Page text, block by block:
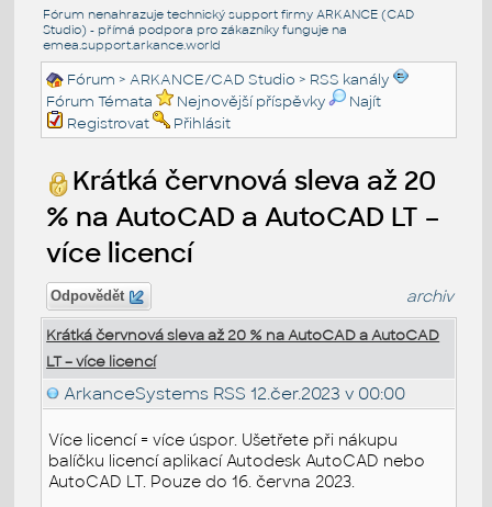
Fórum nenahrazuje technický support firmy ARKANCE (CAD
Studio) - přímá podpora pro zákazníky funguje na
emea.support.arkance.world
Fórum >ARKANCE/CAD Studio > RSS kanály
Fórum Témata
Nejnovější příspěvky
Najít
Registrovat
Přihlásit
Krátká červnová sleva až 20
% na AutoCAD a AutoCAD LT –
více licencí
Odpovědět archiv
Krátká červnová sleva až 20 % na AutoCAD a AutoCAD
LT – více licencí
ArkanceSystems RSS 12.čer.2023 v 00:00
Více licencí = více úspor. Ušetřete při nákupu
balíčku licencí aplikací Autodesk AutoCAD nebo
AutoCAD LT. Pouze do 16. června 2023.